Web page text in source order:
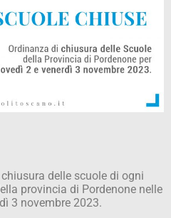
delle scuole di ogni
provincia di Pordenone nelle
3 novembre 2023.